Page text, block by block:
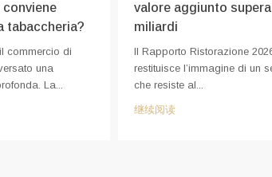
tabaccheria?
commercio di
una
La...
valore aggiunto
miliardi
Il Rapporto Ristorazione
restituisce l’immagine di un
che resiste al...
继续阅读